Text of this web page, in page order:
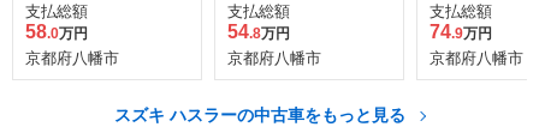
支払総額
58.0万円
京都府八幡市
支払総額
54.8万円
京都府八幡市
支払総額
74.9万円
京都府八幡市
スズキ ハスラーの中古車をもっと見る